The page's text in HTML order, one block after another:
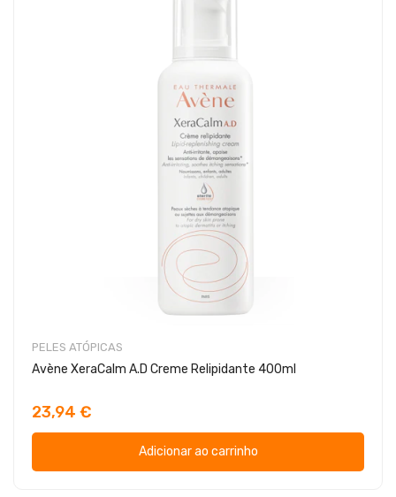
PELES ATÓPICAS
Avène XeraCalm A.D Creme Relipidante 400ml
23,94 €
Adicionar ao carrinho